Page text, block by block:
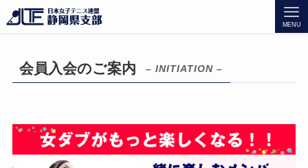
MENU
会員入会のご案内 – INITIATION –